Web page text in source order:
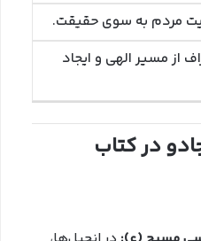
مردم به سوی حقیقت.
از مسیر الهی و ایجاد
در کتاب